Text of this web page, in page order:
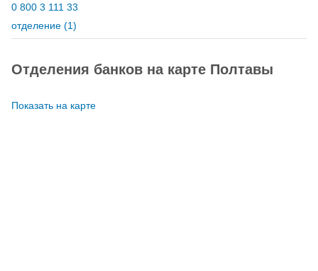
0 800 3 111 33
отделение (1)
Отделения банков на карте Полтавы
Показать на карте